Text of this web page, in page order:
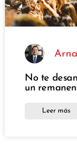
No te
un
Leer más